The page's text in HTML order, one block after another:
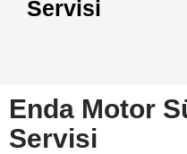
Servisi
Enda Motor
Servisi